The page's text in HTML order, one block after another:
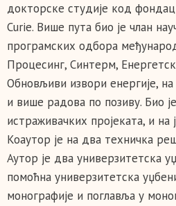
докторске студије код
Curie. Више пута био је члан
програмских одбора
Процесинг, Синтерм,
Обновљиви извори енергије, на
и више радова по позиву. Био
истраживачких пројеката, и
Коаутор је на два техничка
Аутор је два универзитетска
помоћна универзитетска
монографије и поглавља у